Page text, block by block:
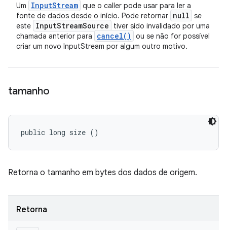
Um InputStream que o caller pode usar para ler a
fonte de dados desde o início. Pode retornar null se
este InputStreamSource
tiver sido invalidado por uma
chamada anterior para
cancel( )
ou se não for possível
criar um novo InputStream por algum outro motivo.
tamanho
public long size ()
Retorna o tamanho em bytes dos dados de origem.
Retorna